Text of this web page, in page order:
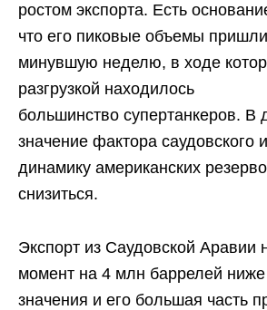
ростом экспорта. Есть
что его пиковые объемы
минувшую неделю, в ходе
разгрузкой находилось
большинство супертанкеров. В
значение фактора саудовского
динамику американских
снизиться.
Экспорт из Саудовской Аравии
момент на 4 млн баррелей ниже
значения и его большая часть